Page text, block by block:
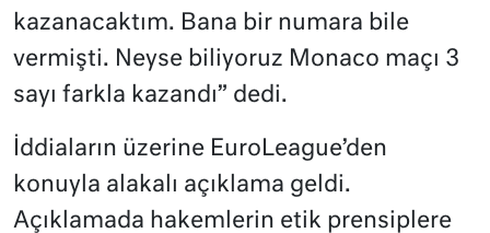
kazanacaktım. Bana bir numara bile
vermişti. Neyse biliyoruz Monaco maçı 3
sayı farkla kazandı” dedi.
İddiaların üzerine EuroLeague’den
konuyla alakalı açıklama geldi.
Açıklamada hakemlerin etik prensiplere